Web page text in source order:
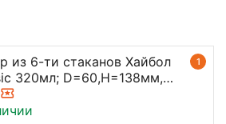
1
из 6-ти стаканов Хайбол
320мл; D=60,H=138мм,